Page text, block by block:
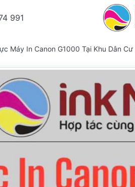
991
Máy In Canon G1000 Tại Khu Dân Cư